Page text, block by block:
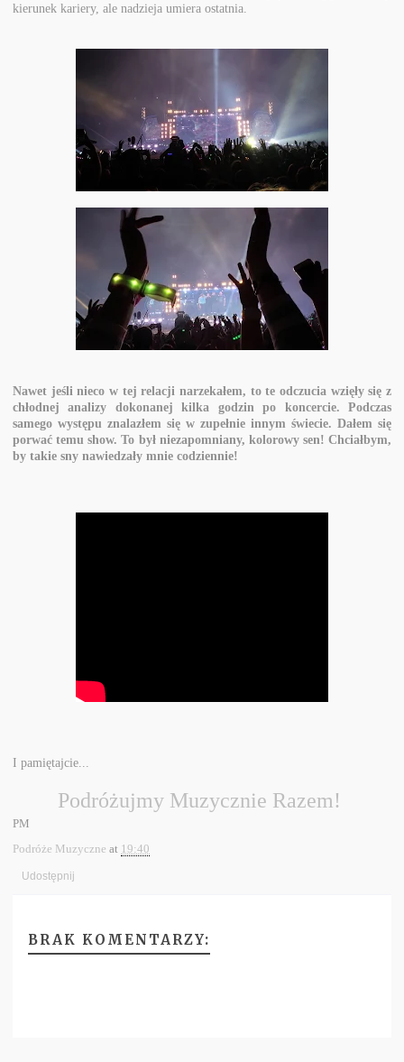
kierunek kariery, ale nadzieja umiera ostatnia.
Nawet jeśli nieco w tej relacji narzekałem, to te odczucia wzięły się z
chłodnej analizy dokonanej kilka godzin po koncercie. Podczas
samego występu znalazłem się w zupełnie innym świecie. Dałem się
porwać temu show. To był niezapomniany, kolorowy sen! Chciałbym,
by takie sny nawiedzały mnie codziennie!
I pamiętajcie...
Podróżujmy Muzycznie Razem!
PM
Podróże Muzyczne at 19:40
Udostępnij
BRAK KOMENTARZY: